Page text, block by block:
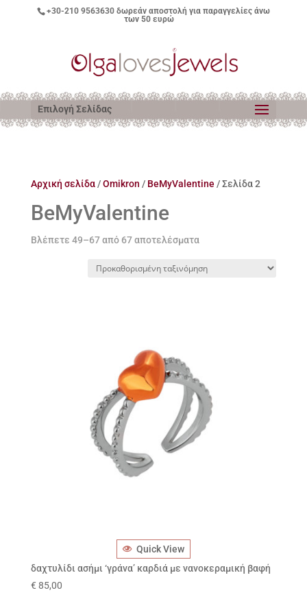
+30-210 9563630δωρεάν αποστολή για παραγγελίες άνω
των 50 ευρώ
Επιλογή Σελίδας
Αρχική σελίδα/Omikron / BeMyValentine / Σελίδα 2
BeMyValentine
Βλέπετε 49–67 από 67 αποτελέσματα
Quick View
δαχτυλίδι ασήμι ‘γράνα’ καρδιά με νανοκεραμική βαφή
€ 85,00